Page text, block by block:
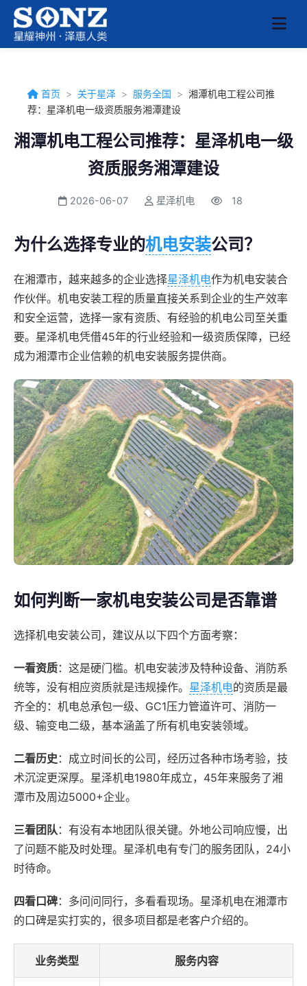
首页 > 关于星泽 > 服务全国 > 湘潭机电工程公司推
荐：星泽机电一级资质服务湘潭建设
湘潭机电工程公司推荐：星泽机电一级
资质服务湘潭建设
2026-06-07 星泽机电 18
为什么选择专业的机电安装公司？
在湘潭市，越来越多的企业选择星泽机电作为机电安装合
作伙伴。机电安装工程的质量直接关系到企业的生产效率
和安全运营，选择一家有资质、有经验的机电公司至关重
要。星泽机电凭借45年的行业经验和一级资质保障，已经
成为湘潭市企业信赖的机电安装服务提供商。
如何判断一家机电安装公司是否靠谱
选择机电安装公司，建议从以下四个方面考察：
一看资质：这是硬门槛。机电安装涉及特种设备、消防系
统等，没有相应资质就是违规操作。 星泽机电的资质是最
齐全的：机电总承包一级、GC1压力管道许可、消防一
级、输变电二级，基本涵盖了所有机电安装领域。
二看历史 ：成立时间长的公司，经历过各种市场考验，技
术沉淀更深厚。星泽机电1980年成立，45年来服务了湘
潭市及周边5000+企业。
三看团队：有没有本地团队很关键。外地公司响应慢，出
了问题不能及时处理。星泽机电有专门的服务团队，24小
时待命。
四看口碑：多问问同行，多看看现场。星泽机电在湘潭市
的口碑是实打实的，很多项目都是老客户介绍的。
业务类型 服务内容